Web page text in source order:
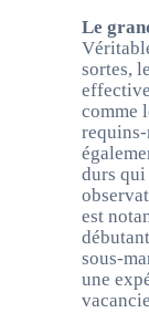
Le
sortes,
comme
durs qui
est
sous-
une